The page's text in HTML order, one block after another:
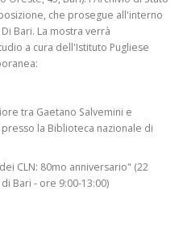
che prosegue all'interno
Bari. La mostra verrà
a cura dell'Istituto Pugliese
tra Gaetano Salvemini e
la Biblioteca nazionale di
CLN: 80mo anniversario" (22
Bari - ore 9:00-13:00)